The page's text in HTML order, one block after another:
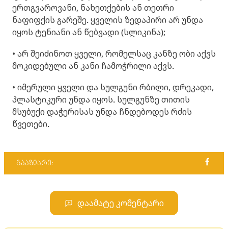
ერთგვაროვანი, ნახეთქების ან თეთრი
ნაფიფქის გარეშე. ყველის ზედაპირი არ უნდა
იყოს ტენიანი ან წებვადი (სლიკინა);
• არ შეიძინოთ ყველი, რომელსაც კანზე ობი აქვს
მოკიდებული ან კანი ჩამოჭრილი აქვს.
• იმერული ყველი და სულგუნი რბილი, დრეკადი,
პლასტიკური უნდა იყოს. სულგუნზე თითის
მსუბუქი დაჭერისას უნდა ჩნდებოდეს რძის
წვეთები.
გააზიარე:
დაამატე კომენტარი